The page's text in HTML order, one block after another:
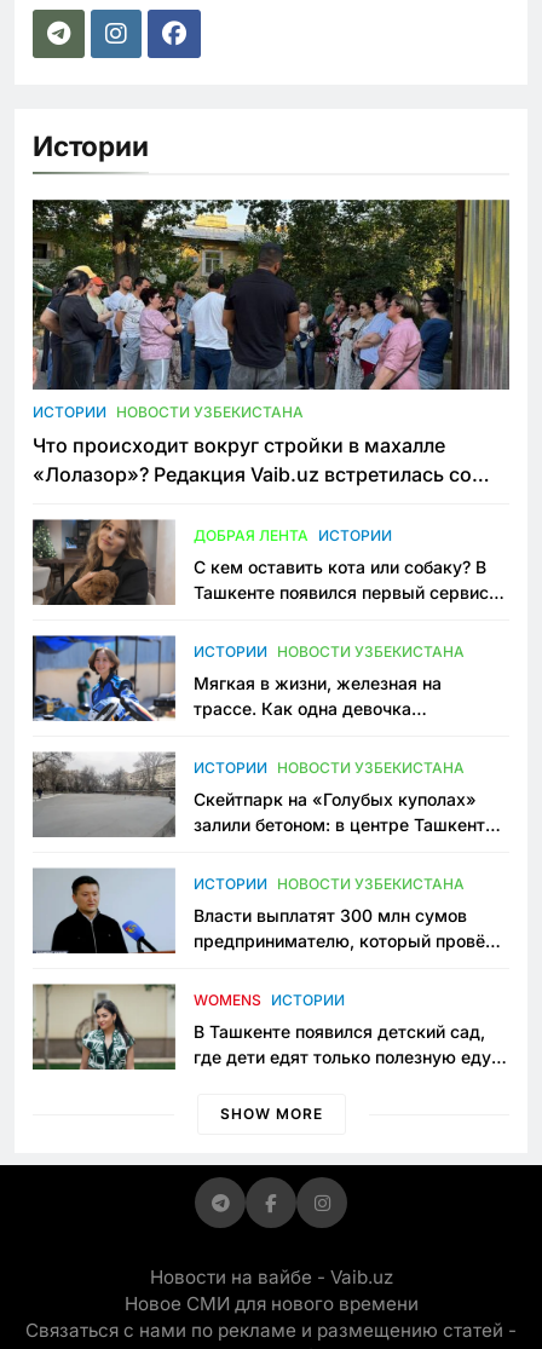
Истории
ИСТОРИИ НОВОСТИ УЗБЕКИСТАНА
Что происходит вокруг стройки в махалле
«Лолазор»? Редакция Vaib.uz встретилась со
ДОБРАЯ ЛЕНТА ИСТОРИИ
С кем оставить кота или собаку? В
Ташкенте появился первый сервис
ИСТОРИИ НОВОСТИ УЗБЕКИСТАНА
Мягкая в жизни, железная на
трассе. Как одна девочка
Узбекистане
ИСТОРИИ НОВОСТИ УЗБЕКИСТАНА
Скейтпарк на «Голубых куполах»
залили бетоном: в центре Ташкента
пространство
ИСТОРИИ НОВОСТИ УЗБЕКИСТАНА
Власти выплатят 300 млн сумов
предпринимателю, который провёл
приговору
WOMENS ИСТОРИИ
В Ташкенте появился детский сад,
где дети едят только полезную еду.
просить «кашу без сахара»
SHOW MORE
Новости на вайбе - Vaib.uz
Новое СМИ для нового времени
Связаться с нами по рекламе и размещению статей -